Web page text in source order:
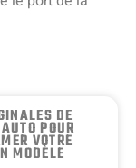
DE
POUR
VOTRE
MODÈLE